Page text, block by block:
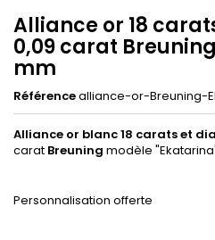
Alliance or 18
0,09 carat
mm
Référencealliance-or-Breuning-
Alliance or blanc 18 carats et
carat Breuning modèle
Personnalisation offerte